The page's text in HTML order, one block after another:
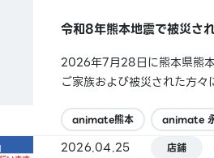
令和8年熊本地震で被災さ
2026年7月28日に熊本県熊
ご家族および被災された方
商品の入荷状況にも変更が生
animate熊本 animate
2026.04.25 店鋪